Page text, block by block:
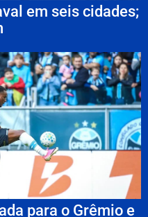
em seis cidades;
para o Grêmio e